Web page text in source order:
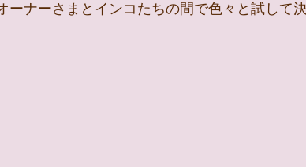
ナーさまとインコたちの間で色々と試して